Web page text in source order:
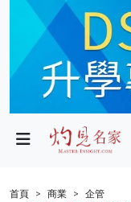
政局
財經
首頁 商業
企管